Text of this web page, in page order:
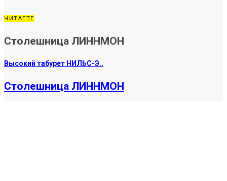
ЧИТАЕТЕ
Столешница ЛИННМОН
Высокий табурет НИЛЬС-Э..
Столешница ЛИННМОН